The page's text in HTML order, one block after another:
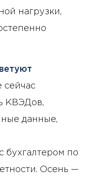
нагрузки,
сейчас
КВЭДов,
данные,
бухгалтером по
Осень —